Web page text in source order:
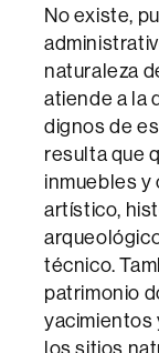
No existe,
naturaleza
atiende a la
dignos de
resulta que
inmuebles
artístico,
técnico.
patrimonio
yacimientos
los sitios